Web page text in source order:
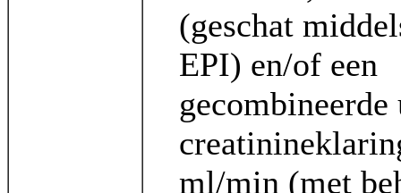
(geschat
EPI) en/of een
gecombineerde
ml/min (met